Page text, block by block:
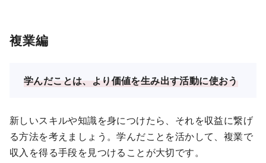
複業編
学んだことは、より価値を生み出す活動に使おう
新しいスキルや知識を身につけたら、それを収益に繋げ
る方法を考えましょう。学んだことを活かして、複業で
収入を得る手段を見つけることが大切です。